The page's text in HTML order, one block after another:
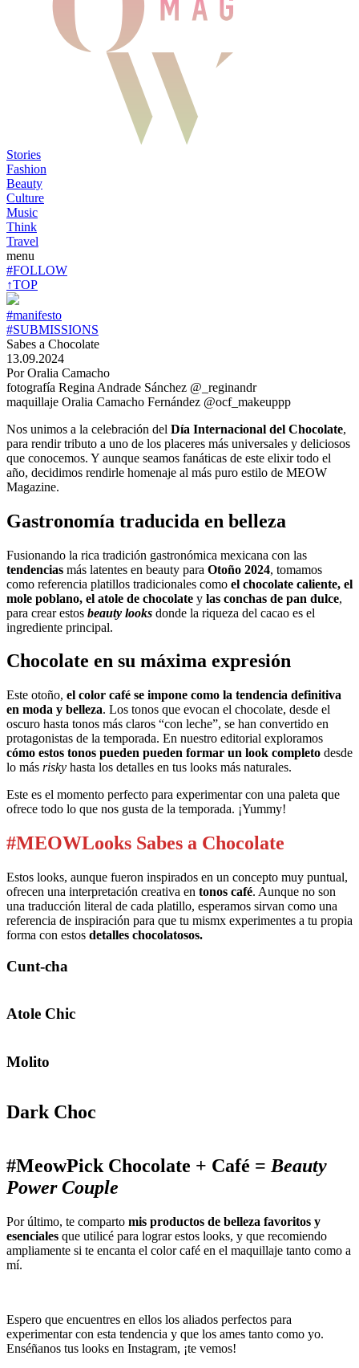
Stories
Fashion
Beauty
Culture
Music
Think
Travel
menu
#FOLLOW
↑TOP
#manifesto
#SUBMISSIONS
Sabes a Chocolate
13.09.2024
Por Oralia Camacho
fotografía Regina Andrade Sánchez @_reginandr
maquillaje Oralia Camacho Fernández @ocf_makeuppp
Nos unimos a la celebración del Día Internacional del Chocolate,
para rendir tributo a uno de los placeres más universales y deliciosos
que conocemos. Y aunque seamos fanáticas de este elixir todo el
año, decidimos rendirle homenaje al más puro estilo de MEOW
Magazine.
Gastronomía traducida en belleza
Fusionando la rica tradición gastronómica mexicana con las
tendencias más latentes en beauty para Otoño 2024, tomamos
como referencia platillos tradicionales como el chocolate caliente, el
mole poblano, el atole de chocolate y las conchas de pan dulce,
para crear estos beauty looks donde la riqueza del cacao es el
ingrediente principal.
Chocolate en su máxima expresión
Este otoño, el color café se impone como la tendencia definitiva
en moda y belleza. Los tonos que evocan el chocolate, desde el
oscuro hasta tonos más claros “con leche”, se han convertido en
protagonistas de la temporada. En nuestro editorial exploramos
cómo estos tonos pueden pueden formar un look completo desde
lo más risky hasta los detalles en tus looks más naturales.
Este es el momento perfecto para experimentar con una paleta que
ofrece todo lo que nos gusta de la temporada. ¡Yummy!
#MEOWLooks Sabes a Chocolate
Estos looks, aunque fueron inspirados en un concepto muy puntual,
ofrecen una interpretación creativa en tonos café. Aunque no son
una traducción literal de cada platillo, esperamos sirvan como una
referencia de inspiración para que tu mismx experimentes a tu propia
forma con estos detalles chocolatosos.
Cunt-cha
Atole Chic
Molito
Dark Choc
#MeowPick Chocolate + Café =Beauty
Power Couple
Por último, te comparto mis productos de belleza favoritos y
esenciales que utilicé para lograr estos looks, y que recomiendo
ampliamente si te encanta el color café en el maquillaje tanto como a
mí.
Espero que encuentres en ellos los aliados perfectos para
experimentar con esta tendencia y que los ames tanto como yo.
Enséñanos tus looks en Instagram, ¡te vemos!